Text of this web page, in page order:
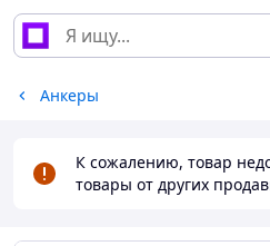
Анкеры
К сожалению, товар
товары от других